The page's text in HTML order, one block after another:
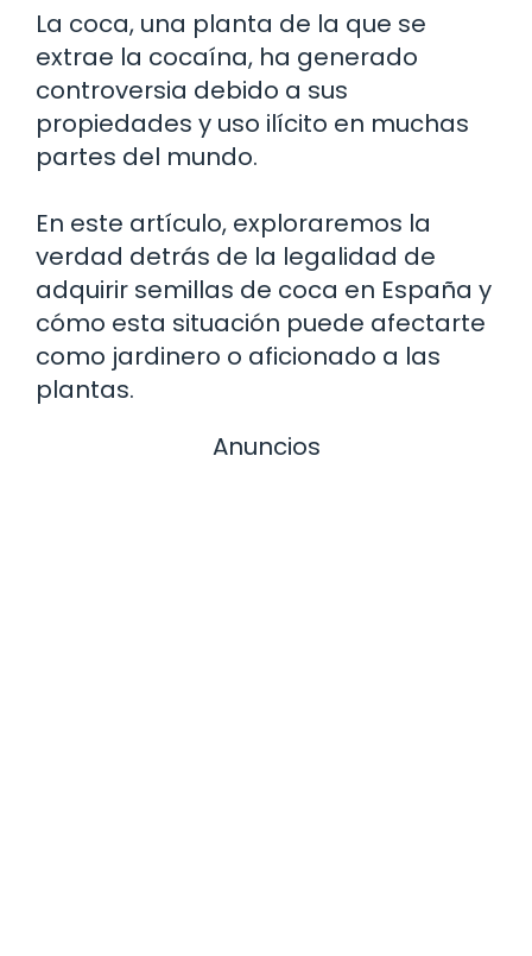
La coca, una planta de la que se
extrae la cocaína, ha generado
controversia debido a sus
propiedades y uso ilícito en muchas
partes del mundo.
En este artículo, exploraremos la
verdad detrás de la legalidad de
adquirir semillas de coca en España y
cómo esta situación puede afectarte
como jardinero o aficionado a las
plantas.
Anuncios